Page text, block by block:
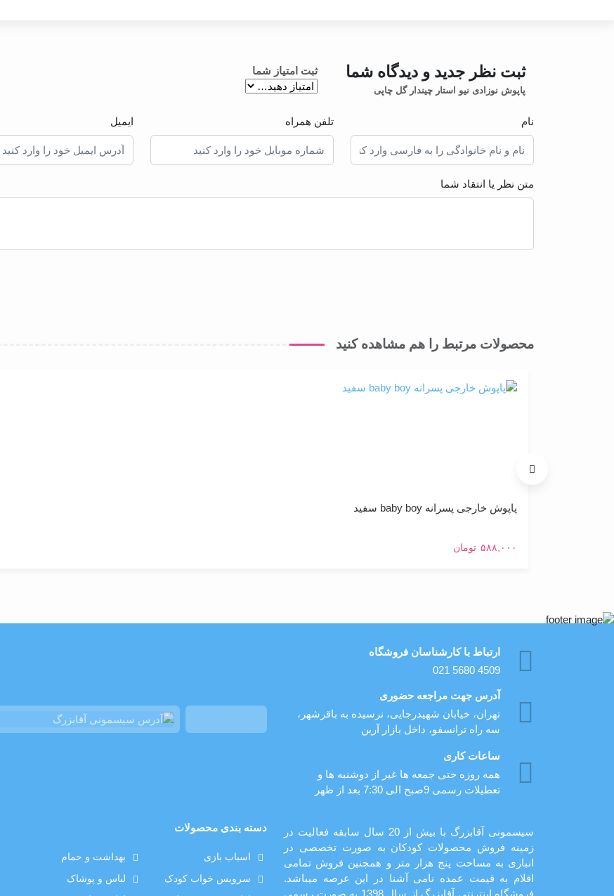
ثبت نظر جدید و دیدگاه شما
پاپوش نوزادی نیو استار چیندار گل چاپی
ثبت امتیاز شما
متن نظر یا انتقاد شما
نام تلفن همراه ایمیل
محصولات مرتبط را هم مشاهده کنید
پاپوش خارجی پسرانه baby boy سفید
۵۸۸,۰۰۰ تومان
ارتباط با کارشناسان فروشگاه
021 5680 4509
آدرس جهت مراجعه حضوری
تهران، خيابان شهيدرجايى، نرسیده به باقرشهر،
سه راه ترانسفو، داخل بازار آرین
ساعات کاری
همه روزه حتی جمعه ها غیر از دوشنبه ها و
تعطیلات رسمی 9صبح الی 7:30 بعد از ظهر
سیسمونی آقابزرگ با بیش از 20 سال سابقه فعالیت در
زمینه فروش محصولات کودکان به صورت تخصصی در
انباری به مساحت پنج هزار متر و همچنین فروش تمامی
اقلام به قیمت عمده نامی آشنا در این عرصه میباشد.
دسته بندی محصولات
اسباب بازی بهداشت و حمام
سرویس خواب کودک لباس و پوشاک